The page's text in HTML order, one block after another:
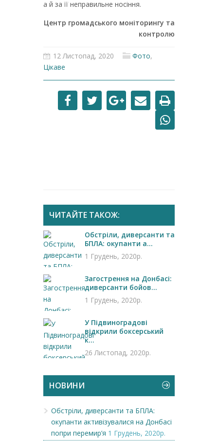
а й за її неправильне носіння.
Центр громадського моніторингу та
контролю
12 Листопад, 2020 Фото,
Цікаве
ЧИТАЙТЕ ТАКОЖ:
Обстріли, диверсанти та
БПЛА: окупанти а...
1 Грудень, 2020р.
Загострення на Донбасі:
диверсанти бойов...
1 Грудень, 2020р.
У Підвиноградові
відкрили боксерський
к...
26 Листопад, 2020р.
НОВИНИ
Обстріли, диверсанти та БПЛА:
окупанти активізувалися на Донбасі
попри перемир’я 1 Грудень, 2020р.